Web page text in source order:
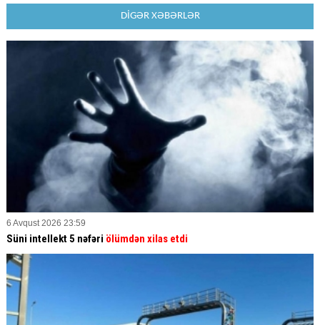
DİGƏR XƏBƏRLƏR
6 Avqust 2026 23:59
Süni intellekt 5 nəfəri ölümdən xilas etdi